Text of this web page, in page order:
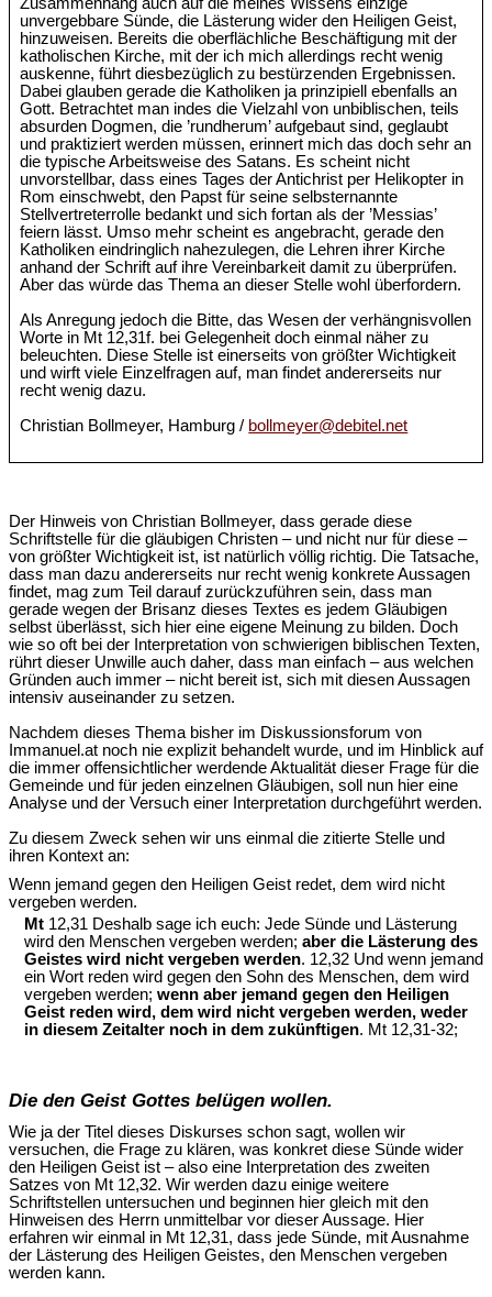
unvergebbare Sünde, die Lästerung wider den Heiligen Geist,
hinzuweisen. Bereits die oberflächliche Beschäftigung mit der
katholischen Kirche, mit der ich mich allerdings recht wenig
auskenne, führt diesbezüglich zu bestürzenden Ergebnissen.
Dabei glauben gerade die Katholiken ja prinzipiell ebenfalls an
Gott. Betrachtet man indes die Vielzahl von unbiblischen, teils
absurden Dogmen, die ’rundherum’ aufgebaut sind, geglaubt
und praktiziert werden müssen, erinnert mich das doch sehr an
die typische Arbeitsweise des Satans. Es scheint nicht
unvorstellbar, dass eines Tages der Antichrist per Helikopter in
Rom einschwebt, den Papst für seine selbsternannte
Stellvertreterrolle bedankt und sich fortan als der ’Messias’
feiern lässt. Umso mehr scheint es angebracht, gerade den
Katholiken eindringlich nahezulegen, die Lehren ihrer Kirche
anhand der Schrift auf ihre Vereinbarkeit damit zu überprüfen.
Aber das würde das Thema an dieser Stelle wohl überfordern.
Als Anregung jedoch die Bitte, das Wesen der verhängnisvollen
Worte in Mt 12,31f. bei Gelegenheit doch einmal näher zu
beleuchten. Diese Stelle ist einerseits von größter Wichtigkeit
und wirft viele Einzelfragen auf, man findet andererseits nur
recht wenig dazu.
Christian Bollmeyer, Hamburg / bollmeyer@debitel.net
Der Hinweis von Christian Bollmeyer, dass gerade diese
Schriftstelle für die gläubigen Christen – und nicht nur für diese –
von größter Wichtigkeit ist, ist natürlich völlig richtig. Die Tatsache,
dass man dazu andererseits nur recht wenig konkrete Aussagen
findet, mag zum Teil darauf zurückzuführen sein, dass man
gerade wegen der Brisanz dieses Textes es jedem Gläubigen
selbst überlässt, sich hier eine eigene Meinung zu bilden. Doch
wie so oft bei der Interpretation von schwierigen biblischen Texten,
rührt dieser Unwille auch daher, dass man einfach – aus welchen
Gründen auch immer – nicht bereit ist, sich mit diesen Aussagen
intensiv auseinander zu setzen.
Nachdem dieses Thema bisher im Diskussionsforum von
Immanuel.at noch nie explizit behandelt wurde, und im Hinblick auf
die immer offensichtlicher werdende Aktualität dieser Frage für die
Gemeinde und für jeden einzelnen Gläubigen, soll nun hier eine
Analyse und der Versuch einer Interpretation durchgeführt werden.
Zu diesem Zweck sehen wir uns einmal die zitierte Stelle und
ihren Kontext an:
Wenn jemand gegen den Heiligen Geist redet, dem wird nicht
vergeben werden.
Mt 12,31 Deshalb sage ich euch: Jede Sünde und Lästerung
wird den Menschen vergeben werden; aber die Lästerung des
Geistes wird nicht vergeben werden. 12,32 Und wenn jemand
ein Wort reden wird gegen den Sohn des Menschen, dem wird
vergeben werden; wenn aber jemand gegen den Heiligen
Geist reden wird, dem wird nicht vergeben werden, weder
in diesem Zeitalter noch in dem zukünftigen. Mt 12,31-32;
Die den Geist Gottes belügen wollen.
Wie ja der Titel dieses Diskurses schon sagt, wollen wir
versuchen, die Frage zu klären, was konkret diese Sünde wider
den Heiligen Geist ist – also eine Interpretation des zweiten
Satzes von Mt 12,32. Wir werden dazu einige weitere
Schriftstellen untersuchen und beginnen hier gleich mit den
Hinweisen des Herrn unmittelbar vor dieser Aussage. Hier
erfahren wir einmal in Mt 12,31, dass jede Sünde, mit Ausnahme
der Lästerung des Heiligen Geistes, den Menschen vergeben
werden kann.